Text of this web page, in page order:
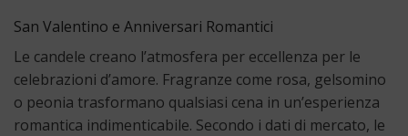
San Valentino e Anniversari Romantici
Le candele creano l’atmosfera per eccellenza per le
celebrazioni d’amore. Fragranze come rosa, gelsomino
o peonia trasformano qualsiasi cena in un’esperienza
romantica indimenticabile. Secondo i dati di mercato, le